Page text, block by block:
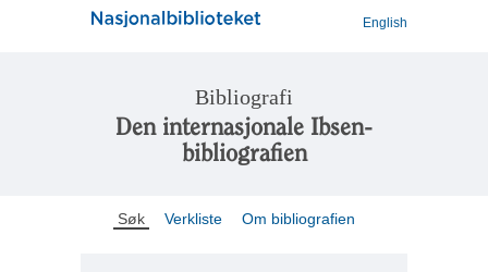
English
Bibliografi
Den internasjonale Ibsen-
bibliografien
Søk Verkliste Om bibliografien